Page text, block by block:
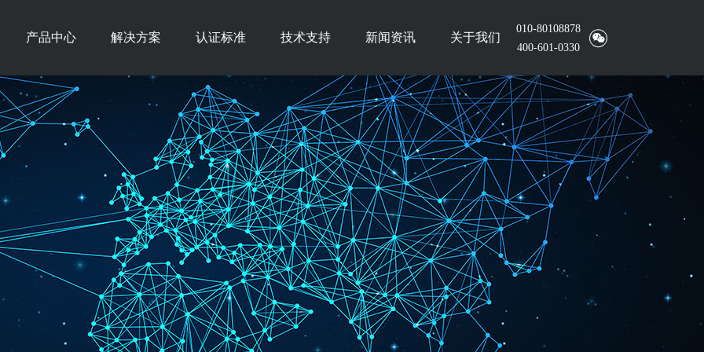
产品中心 解决方案 认证标准 技术支持 新闻资讯 关于我们
010-80108878
400-601-0330